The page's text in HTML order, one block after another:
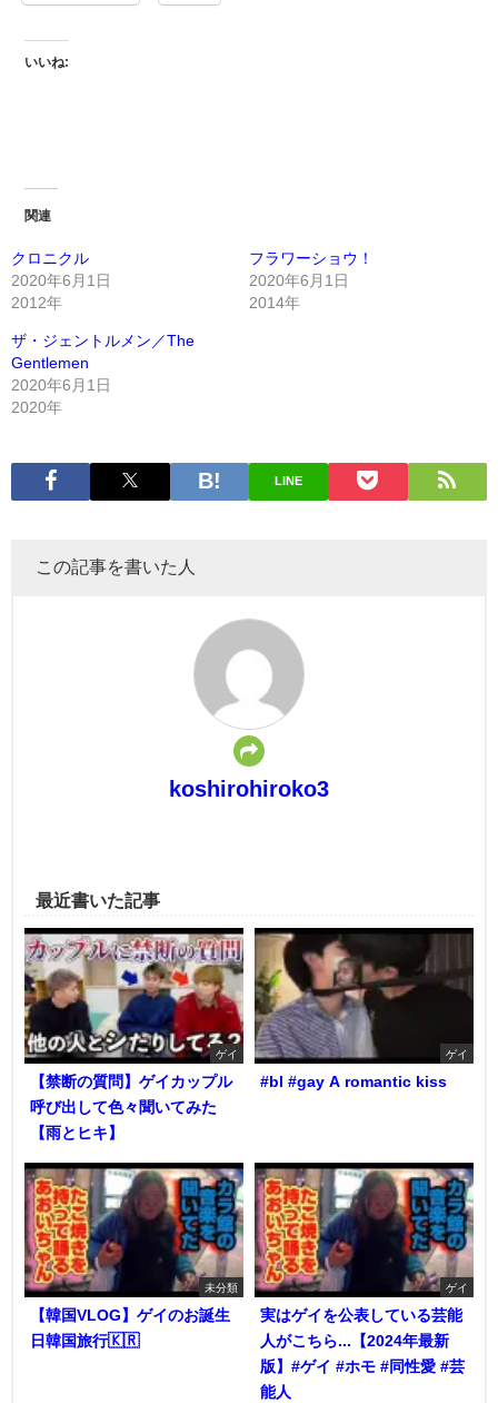
いいね:
関連
クロニクル
2020年6月1日
2012年
フラワーショウ！
2020年6月1日
2014年
ザ・ジェントルメン／The
Gentlemen
2020年6月1日
2020年
LINE
この記事を書いた人
koshirohiroko3
最近書いた記事
ゲイ
【禁断の質問】ゲイカップル
呼び出して色々聞いてみた
【雨とヒキ】
ゲイ
#bl #gay A romantic kiss
未分類
【韓国VLOG】ゲイのお誕生
日韓国旅行🇰🇷
ゲイ
実はゲイを公表している芸能
人がこちら...【2024年最新
版】#ゲイ #ホモ #同性愛 #芸
能人